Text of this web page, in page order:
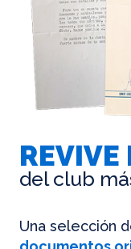
REVIVE
del club
Una selección